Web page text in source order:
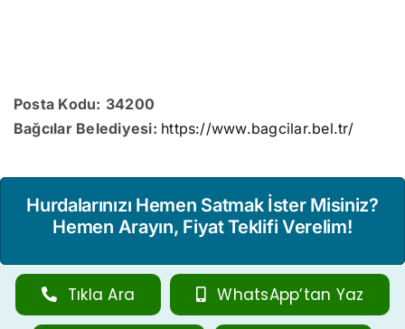
Posta Kodu: 34200
Bağcılar Belediyesi: https://www.bagcilar.bel.tr/
Hurdalarınızı Hemen Satmak İster Misiniz?
Hemen Arayın, Fiyat Teklifi Verelim!
Tıkla Ara WhatsApp’tan Yaz